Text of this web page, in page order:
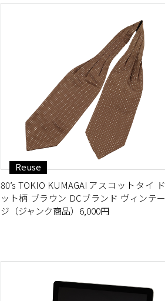
Reuse
80’s TOKIO KUMAGAIアスコットタイ ド
ット柄 ブラウン DCブランド ヴィンテー
ジ（ジャンク商品）6,000円